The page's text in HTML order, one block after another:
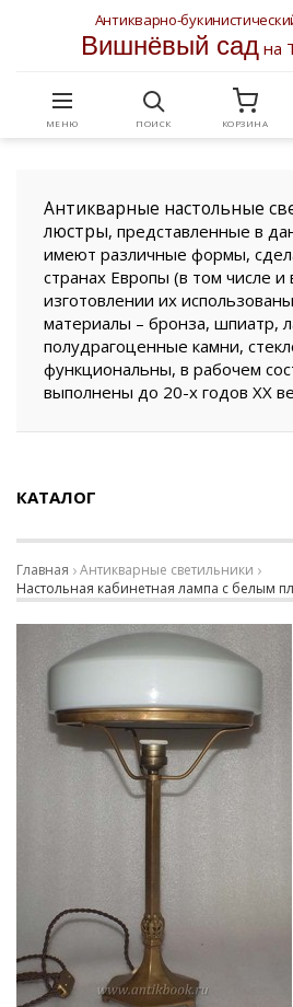
Антикварно-
Вишнёвый садна
МЕНЮ ПОИСК КОРЗИНА
Антикварные настольные
люстры, представленные в
имеют различные формы,
странах Европы (в том числе и
изготовлении их
материалы – бронза, шпиатр,
полудрагоценные камни,
функциональны, в рабочем
выполнены до 20-х годов XX
КАТАЛОГ
Главная
Антикварные светильники
Настольная кабинетная лампа с белым